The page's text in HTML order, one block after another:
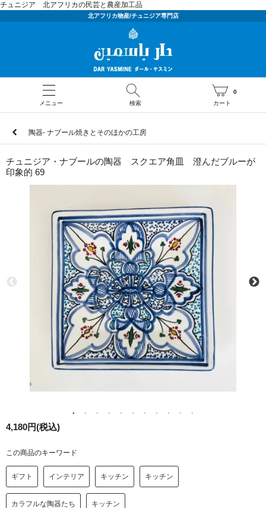
チュニジア 北アフリカの民芸と農産加工品
北アフリカ物産/チュニジア専門店
メニュー 検索 カート
0
陶器- ナブール焼きとそのほかの工房
チュニジア・ナブールの陶器 スクエア角皿 澄んだブルーが
印象的 69
4,180円(税込)
この商品のキーワード
ギフト インテリア キッチン キッチン
カラフルな陶器たち キッチン